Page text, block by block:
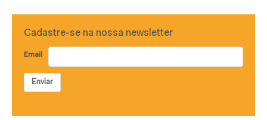
Cadastre-se na nossa newsletter
Email
Enviar